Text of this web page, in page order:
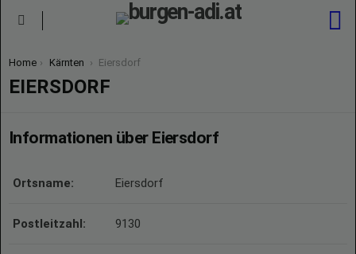
You are here:
Home Kärnten Eiersdorf
EIERSDORF
Informationen über Eiersdorf
Ortsname: Eiersdorf
Postleitzahl: 9130